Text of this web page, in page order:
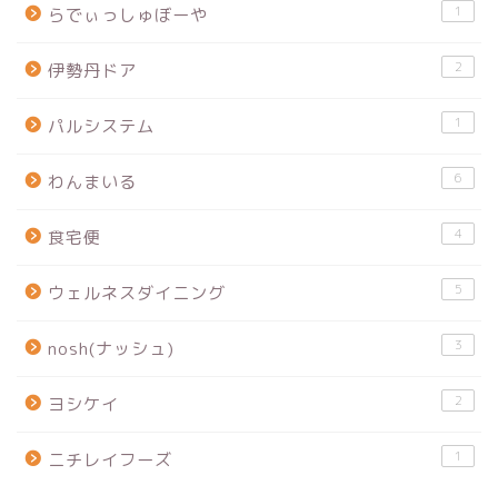
らでぃっしゅぼーや 1
伊勢丹ドア 2
パルシステム 1
わんまいる 6
食宅便 4
ウェルネスダイニング 5
nosh(ナッシュ) 3
ヨシケイ 2
ニチレイフーズ 1